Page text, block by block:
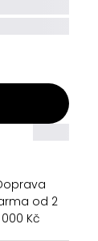
od 2
000 Kč